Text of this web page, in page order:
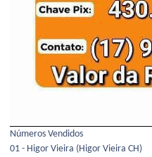
Números Vendidos
01 - Higor Vieira (Higor Vieira CH)